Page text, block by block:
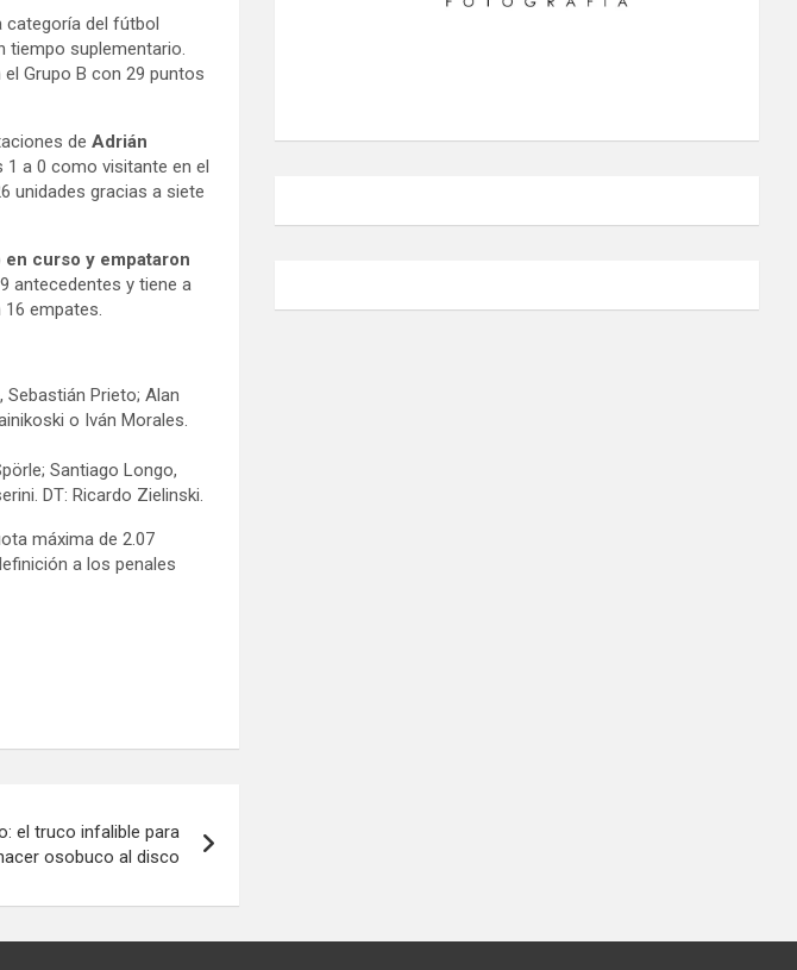
categoría del fútbol
tiempo suplementario.
Grupo B con 29 puntos
de Adrián
1 a 0 como visitante en el
unidades gracias a siete
curso y empataron
antecedentes y tiene a
empates.
Prieto; Alan
o Iván Morales.
Santiago Longo,
DT: Ricardo Zielinski.
máxima de 2.07
a los penales
el truco infalible para
osobuco al disco